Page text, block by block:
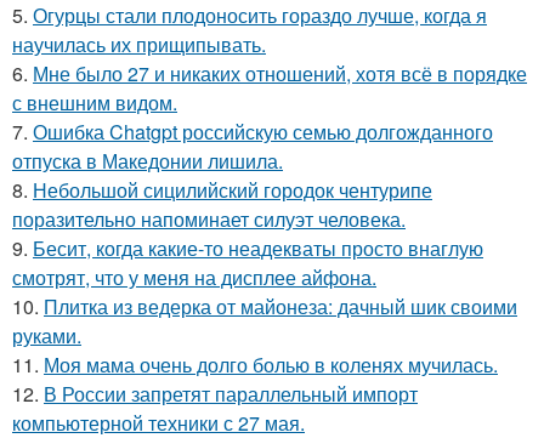
5. Огурцы стали плодоносить гораздо лучше, когда я
научилась их прищипывать.
6. Мне было 27 и никаких отношений, хотя всё в порядке
с внешним видом.
7. Ошибка Chatgpt российскую семью долгожданного
отпуска в Македонии лишила.
8. Небольшой сицилийский городок чентурипе
поразительно напоминает силуэт человека.
9. Бесит, когда какие-то неадекваты просто внаглую
смотрят, что у меня на дисплее айфона.
10. Плитка из ведерка от майонеза: дачный шик своими
руками.
11. Моя мама очень долго болью в коленях мучилась.
12. В России запретят параллельный импорт
компьютерной техники с 27 мая.